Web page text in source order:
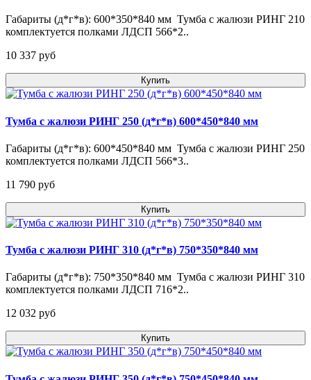
Габариты (д*г*в): 600*350*840 мм Тумба с жалюзи РИНГ 210
комплектуется полками ЛДСП 566*2..
10 337 pуб
Купить
Тумба с жалюзи РИНГ 250 (д*г*в) 600*450*840 мм
Габариты (д*г*в): 600*450*840 мм Тумба с жалюзи РИНГ 250
комплектуется полками ЛДСП 566*3..
11 790 pуб
Купить
Тумба с жалюзи РИНГ 310 (д*г*в) 750*350*840 мм
Габариты (д*г*в): 750*350*840 мм Тумба с жалюзи РИНГ 310
комплектуется полками ЛДСП 716*2..
12 032 pуб
Купить